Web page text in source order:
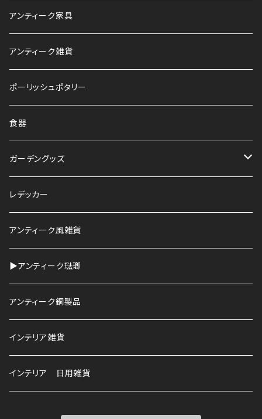
アンティーク家具
アンティーク雑貨
ポーリッシュポタリー
食器
ガーデングッズ
鉢
HAWS
レデッカー
アンティーク風雑貨
▶︎アンティーク琺瑯
アンティーク銅製品
インテリア雑貨
インテリア 日用雑貨